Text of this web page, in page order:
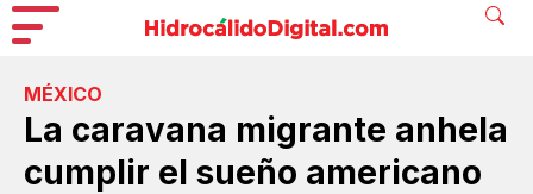
MÉXICO
La caravana migrante anhela
cumplir el sueño americano